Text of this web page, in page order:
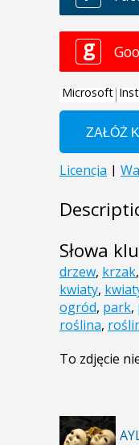
Słowa
drzew, krzak,
kwiaty,
ogród, park,
roślina,
To zdjęcie